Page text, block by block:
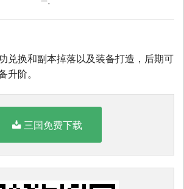
兑换和副本掉落以及装备打造，后期可
升阶。
三国免费下载